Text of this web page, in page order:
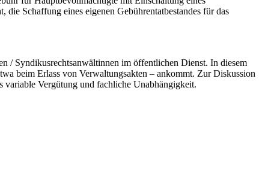
Schaffung eines eigenen Gebührentatbestandes für das
/ Syndikusrechtsanwältinnen im öffentlichen Dienst. In diesem
beim Erlass von Verwaltungsakten – ankommt. Zur Diskussion
variable Vergütung und fachliche Unabhängigkeit.